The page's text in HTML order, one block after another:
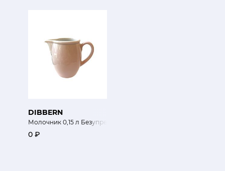
DIBBERN
Молочник 0,15 л Безупречный цвет
0 ₽